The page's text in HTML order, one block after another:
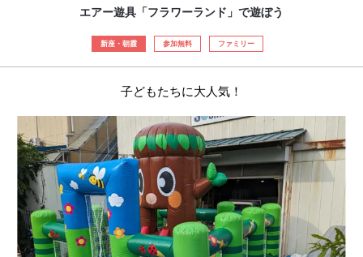
エアー遊具「フラワーランド」で遊ぼう
新座・朝霞 参加無料 ファミリー
子どもたちに大人気！